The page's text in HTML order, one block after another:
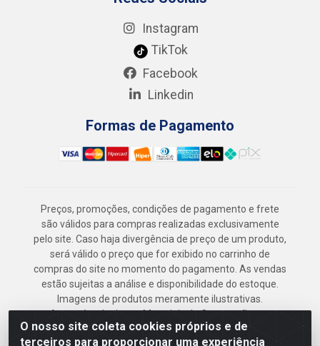
O nosso site coleta cookies próprios e de
terceiros para proporcionar uma experiência
Instagram
TikTok
Facebook
Linkedin
Formas de Pagamento
Preços, promoções, condições de pagamento e frete
são válidos para compras realizadas exclusivamente
pelo site. Caso haja divergência de preço de um produto,
será válido o preço que for exibido no carrinho de
compras do site no momento do pagamento. As vendas
estão sujeitas a análise e disponibilidade do estoque.
Imagens de produtos meramente ilustrativas.
Armazém Jenipapo Materiais de Construção em
Geral LTDA - Rua das Flores, 2691 - Guabiraba,